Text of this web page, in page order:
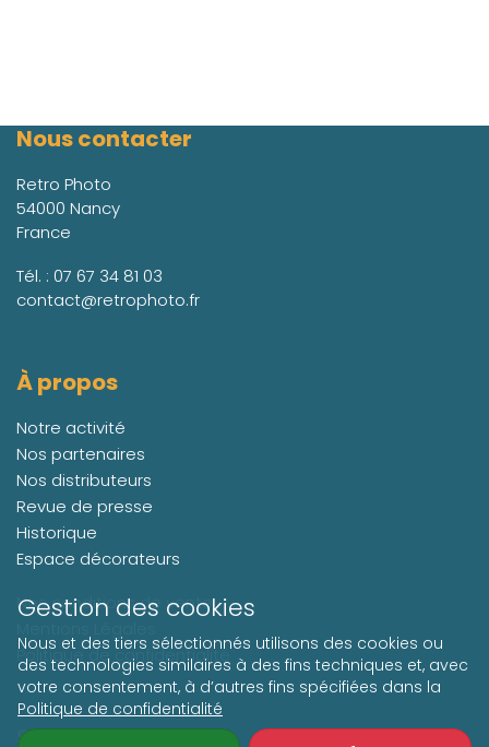
Gestion des cookies
Nous et des tiers sélectionnés utilisons des cookies ou
des technologies similaires à des fins techniques et, avec
votre consentement, à d’autres fins spécifiées dans la
Politique de confidentialité
Nous contacter
Retro Photo
54000 Nancy
France
Tél. : 07 67 34 81 03
contact@retrophoto.fr
À propos
Notre activité
Nos partenaires
Nos distributeurs
Revue de presse
Historique
Espace décorateurs
Nos conditions de vente
Politique de confidentialité
Suivez-nous